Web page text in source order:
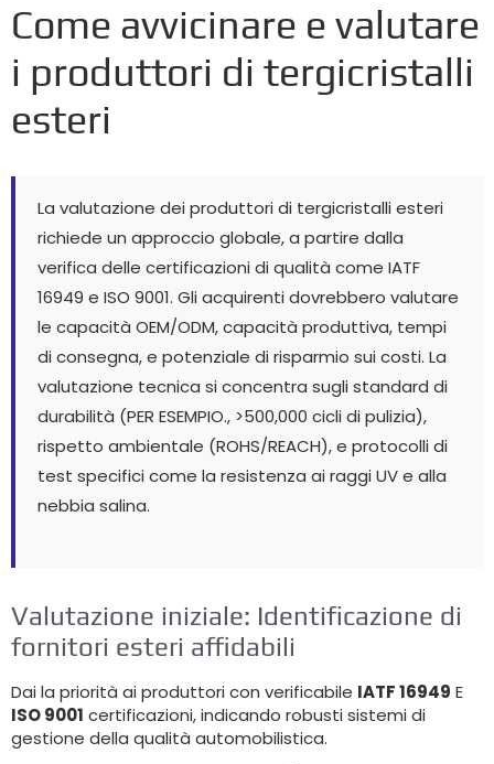
Come avvicinare e valutare
i produttori di tergicristalli
esteri
La valutazione dei produttori di tergicristalli esteri
richiede un approccio globale, a partire dalla
verifica delle certificazioni di qualità come IATF
16949 e ISO 9001. Gli acquirenti dovrebbero valutare
le capacità OEM/ODM, capacità produttiva, tempi
di consegna, e potenziale di risparmio sui costi. La
valutazione tecnica si concentra sugli standard di
durabilità (PER ESEMPIO., >500,000 cicli di pulizia),
rispetto ambientale (ROHS/REACH), e protocolli di
test specifici come la resistenza ai raggi UV e alla
nebbia salina.
Valutazione iniziale: Identificazione di
fornitori esteri affidabili
Dai la priorità ai produttori con verificabile IATF 16949 E
ISO 9001 certificazioni, indicando robusti sistemi di
gestione della qualità automobilistica.